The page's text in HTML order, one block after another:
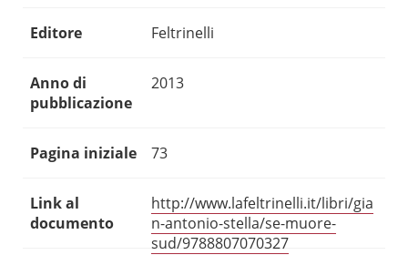
Editore Feltrinelli
Anno di
pubblicazione
2013
Pagina iniziale 73
Link al
documento
http://www.lafeltrinelli.it/libri/gia
n-antonio-stella/se-muore-
sud/9788807070327